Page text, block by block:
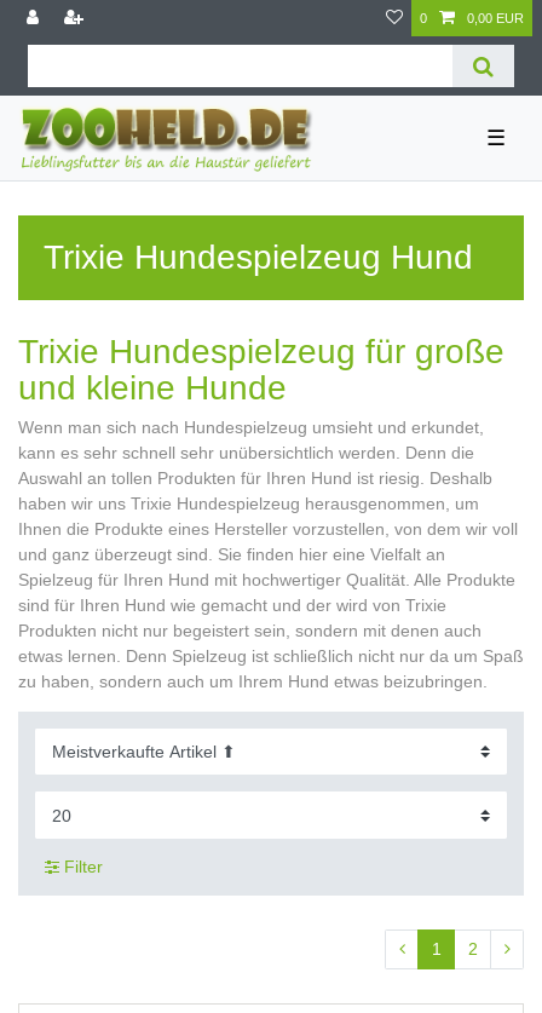
0 0,00 EUR
☰
Trixie Hundespielzeug Hund
Trixie Hundespielzeug für große
und kleine Hunde
Wenn man sich nach Hundespielzeug umsieht und erkundet,
kann es sehr schnell sehr unübersichtlich werden. Denn die
Auswahl an tollen Produkten für Ihren Hund ist riesig. Deshalb
haben wir uns Trixie Hundespielzeug herausgenommen, um
Ihnen die Produkte eines Hersteller vorzustellen, von dem wir voll
und ganz überzeugt sind. Sie finden hier eine Vielfalt an
Spielzeug für Ihren Hund mit hochwertiger Qualität. Alle Produkte
sind für Ihren Hund wie gemacht und der wird von Trixie
Produkten nicht nur begeistert sein, sondern mit denen auch
etwas lernen. Denn Spielzeug ist schließlich nicht nur da um Spaß
zu haben, sondern auch um Ihrem Hund etwas beizubringen.
Filter
1 2